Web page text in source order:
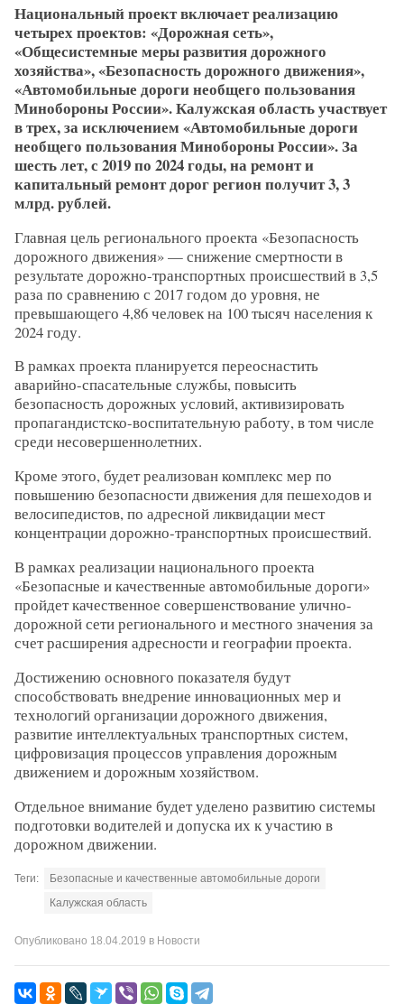
Национальный проект включает реализацию
четырех проектов: «Дорожная сеть»,
«Общесистемные меры развития дорожного
хозяйства», «Безопасность дорожного движения»,
«Автомобильные дороги необщего пользования
Минобороны России». Калужская область участвует
в трех, за исключением «Автомобильные дороги
необщего пользования Минобороны России». За
шесть лет, с 2019 по 2024 годы, на ремонт и
капитальный ремонт дорог регион получит 3, 3
млрд. рублей.
Главная цель регионального проекта «Безопасность
дорожного движения» — снижение смертности в
результате дорожно-транспортных происшествий в 3,5
раза по сравнению с 2017 годом до уровня, не
превышающего 4,86 человек на 100 тысяч населения к
2024 году.
В рамках проекта планируется переоснастить
аварийно-спасательные службы, повысить
безопасность дорожных условий, активизировать
пропагандистско-воспитательную работу, в том числе
среди несовершеннолетних.
Кроме этого, будет реализован комплекс мер по
повышению безопасности движения для пешеходов и
велосипедистов, по адресной ликвидации мест
концентрации дорожно-транспортных происшествий.
В рамках реализации национального проекта
«Безопасные и качественные автомобильные дороги»
пройдет качественное совершенствование улично-
дорожной сети регионального и местного значения за
счет расширения адресности и географии проекта.
Достижению основного показателя будут
способствовать внедрение инновационных мер и
технологий организации дорожного движения,
развитие интеллектуальных транспортных систем,
цифровизация процессов управления дорожным
движением и дорожным хозяйством.
Отдельное внимание будет уделено развитию системы
подготовки водителей и допуска их к участию в
дорожном движении.
Теги:
Безопасные и качественные автомобильные дороги
Калужская область
Опубликовано 18.04.2019 в Новости